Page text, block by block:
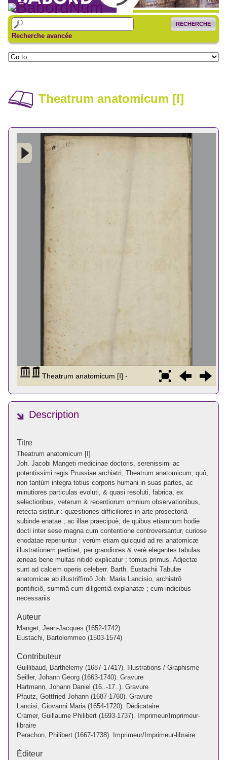
RECHERCHE
Recherche avancée
Theatrum anatomicum [I]
Description
Titre
Theatrum anatomicum [I]
Joh. Jacobi Mangeti medicinae doctoris, serenissimi ac
potentissimi regis Prussiae archiatri, Theatrum anatomicum, quô,
non tantùm integra totius corporis humani in suas partes, ac
minutiores particulas evoluti, & quasi resoluti, fabrica, ex
selectioribus, veterum & recentiorum omnium observationibus,
retecta sistitur : quæstiones difficiliores in arte prosectoriâ
subinde enatae ; ac illae praecipuè, de quibus etiamnum hodie
docti inter sese magna cum contentione controversantur, curiose
enodatae reperiuntur : verùm etiam quicquid ad rei anatomicæ
illustrationem pertinet, per grandiores & verè elegantes tabulas
æneas bene multas nitidè explicatur ; tomus primus. Adjectæ
sunt ad calcem operis celeberr. Barth. Eustachii Tabulæ
anatomicæ ab illustriffimô Joh. Maria Lancisio, archiatrô
pontificiô, summâ cum diligentiâ explanatæ ; cum indicibus
necessariis
Auteur
Manget, Jean-Jacques (1652-1742)
Eustachi, Bartolommeo (1503-1574)
Contributeur
Guillibaud, Barthélemy (1687-1741?). Illustrations / Graphisme
Seiller, Johann Georg (1663-1740). Gravure
Hartmann, Johann Daniel (16..-17..). Gravure
Pfautz, Gottfried Johann (1687-1760). Gravure
Lancisi, Giovanni Maria (1654-1720). Dédicataire
Cramer, Guillaume Philibert (1693-1737). Imprimeur/Imprimeur-
libraire
Perachon, Philibert (1667-1738). Imprimeur/Imprimeur-libraire
Éditeur